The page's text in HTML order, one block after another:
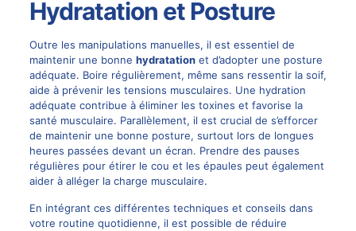
Hydratation et Posture
Outre les manipulations manuelles, il est essentiel de
maintenir une bonne hydratationet d’adopter une posture
adéquate. Boire régulièrement, même sans ressentir la soif,
aide à prévenir les tensions musculaires. Une hydration
adéquate contribue à éliminer les toxines et favorise la
santé musculaire. Parallèlement, il est crucial de s’efforcer
de maintenir une bonne posture, surtout lors de longues
heures passées devant un écran. Prendre des pauses
régulières pour étirer le cou et les épaules peut également
aider à alléger la charge musculaire.
En intégrant ces différentes techniques et conseils dans
votre routine quotidienne, il est possible de réduire